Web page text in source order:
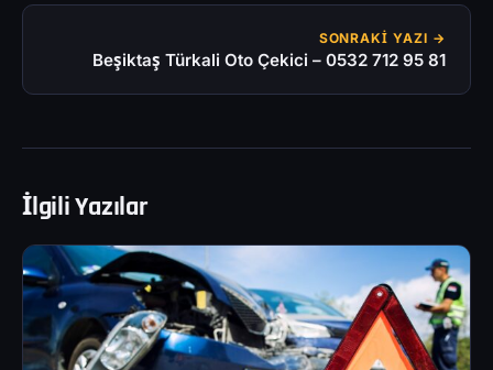
SONRAKI YAZI →
Beşiktaş Türkali Oto Çekici – 0532 712 95 81
İlgili Yazılar